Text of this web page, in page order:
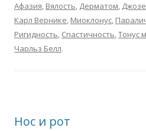
Афазия, Вялость, Дерматом,
Карл Вернике, Миоклонус,
Ригидность, Спастичность,Тонус
Чарльз Белл.
Нос и рот